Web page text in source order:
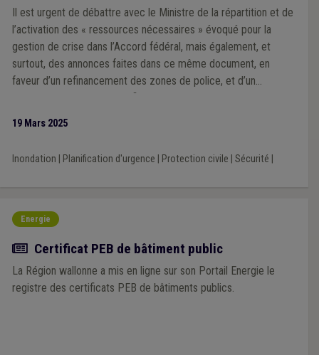
Il est urgent de débattre avec le Ministre de la répartition et de
l’activation des « ressources nécessaires » évoqué pour la
gestion de crise dans l’Accord fédéral, mais également, et
surtout, des annonces faites dans ce même document, en
faveur d’un refinancement des zones de police, et d’un
rééquilibrage « 50/50 » du financement des zones de secours.
19 Mars 2025
Inondation Planification d'urgence Protection civile Sécurité
Energie
Actualité
Certificat PEB de bâtiment public
La Région wallonne a mis en ligne sur son Portail Energie le
registre des certificats PEB de bâtiments publics.